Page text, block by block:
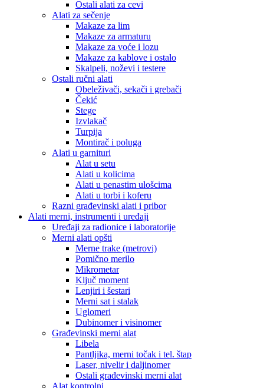
Ostali alati za cevi
Alati za sečenje
Makaze za lim
Makaze za armaturu
Makaze za voće i lozu
Makaze za kablove i ostalo
Skalpeli, noževi i testere
Ostali ručni alati
Obeleživači, sekači i grebači
Čekić
Stege
Izvlakač
Turpija
Montirač i poluga
Alati u garnituri
Alat u setu
Alati u kolicima
Alati u penastim ulošcima
Alati u torbi i koferu
Razni građevinski alati i pribor
Alati merni, instrumenti i uređaji
Uređaji za radionice i laboratorije
Merni alati opšti
Merne trake (metrovi)
Pomično merilo
Mikrometar
Ključ moment
Lenjiri i šestari
Merni sat i stalak
Uglomeri
Dubinomer i visinomer
Građevinski merni alat
Libela
Pantljika, merni točak i tel. štap
Laser, nivelir i daljinomer
Ostali građevinski merni alat
Alat kontrolni